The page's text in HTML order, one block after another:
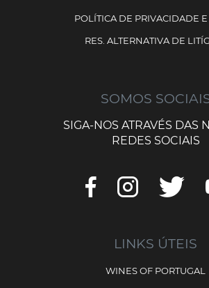
POLÍTICA DE PRIVACIDADE
RES. ALTERNATIVA DE
SOMOS
SIGA-NOS ATRAVÉS DAS
REDES SOCIAIS
LINKS ÚTEIS
WINES OF PORTUGAL